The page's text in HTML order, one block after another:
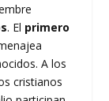
. El primero
A los
cristianos